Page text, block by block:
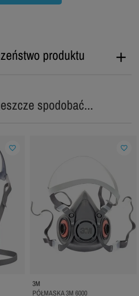
produktu
spodobać...
favorite_border
3M
PÓŁMASKA 3M 6000
favorite_border